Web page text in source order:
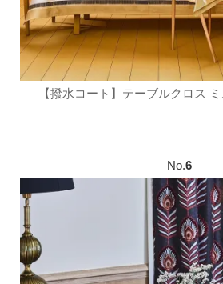
【撥水コート】テーブルクロス
No.6